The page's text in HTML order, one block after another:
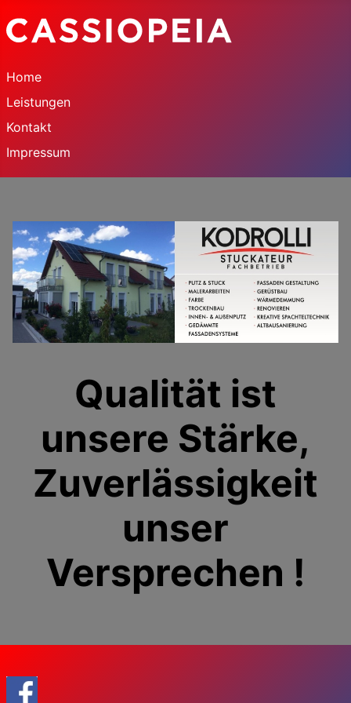
Home
Leistungen
Kontakt
Impressum
Qualität ist
unsere Stärke,
Zuverlässigkeit
unser
Versprechen !